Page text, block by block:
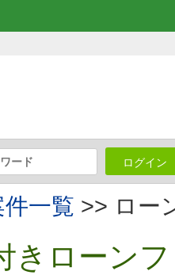
ログイン
一覧 >> ロー
きローン